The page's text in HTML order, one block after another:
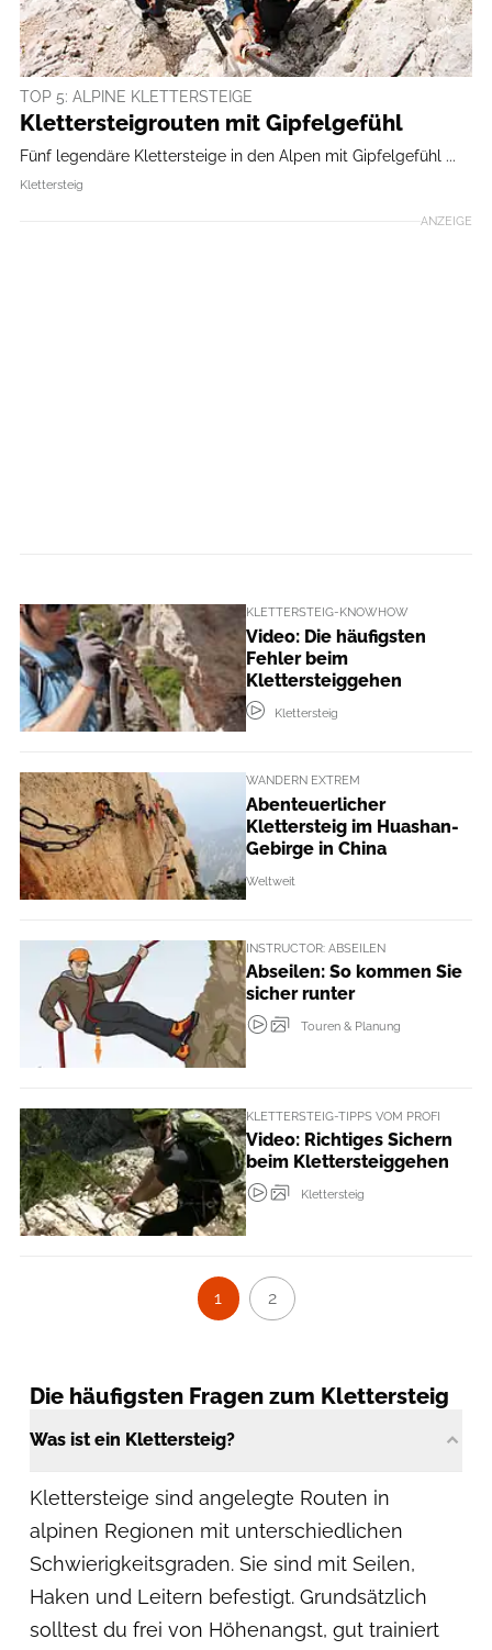
TOP 5: ALPINE KLETTERSTEIGE
Klettersteigrouten mit Gipfelgefühl
Fünf legendäre Klettersteige in den Alpen mit Gipfelgefühl ...​
Klettersteig
ANZEIGE
KLETTERSTEIG-KNOWHOW
Video: Die häufigsten
Fehler beim
Klettersteiggehen
Klettersteig
WANDERN EXTREM
Abenteuerlicher
Klettersteig im Huashan-
Gebirge in China
Weltweit
INSTRUCTOR: ABSEILEN
Abseilen: So kommen Sie
sicher runter
Touren & Planung
KLETTERSTEIG-TIPPS VOM PROFI
Video: Richtiges Sichern
beim Klettersteiggehen
Klettersteig
1 2
Die häufigsten Fragen zum Klettersteig
Was ist ein Klettersteig?
Klettersteige sind angelegte Routen in
alpinen Regionen mit unterschiedlichen
Schwierigkeitsgraden. Sie sind mit Seilen,
Haken und Leitern befestigt. Grundsätzlich
solltest du frei von Höhenangst, gut trainiert